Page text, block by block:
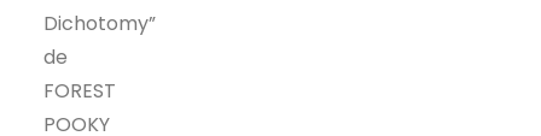
Dichotomy”
de
FOREST
POOKY